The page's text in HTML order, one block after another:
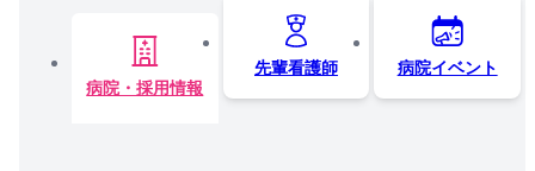
病院・採用情報
先輩看護師 病院イベント